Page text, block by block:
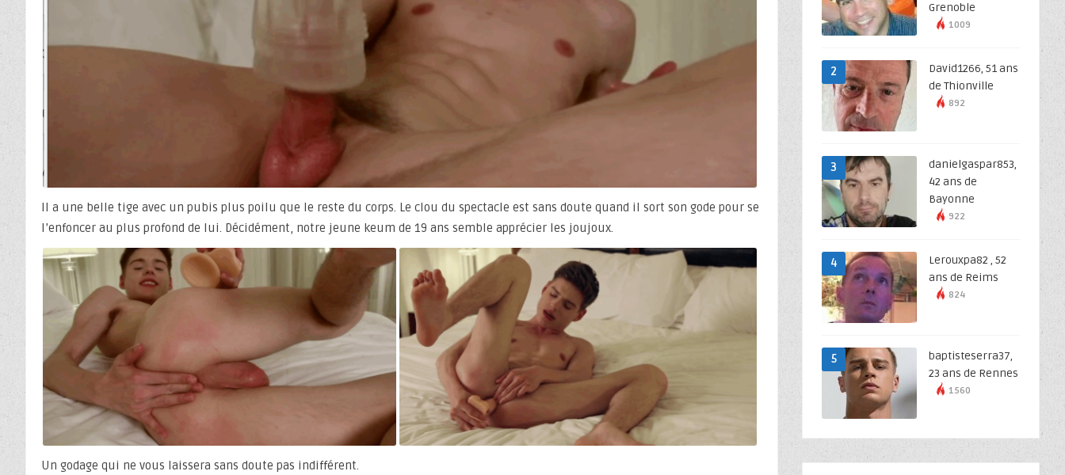
Il a une belle tige avec un pubis plus poilu que le reste du corps. Le clou du spectacle est sans doute quand il sort son gode pour se
l’enfoncer au plus profond de lui. Décidément, notre jeune keum de 19 ans semble apprécier les joujoux.
Un godage qui ne vous laissera sans doute pas indifférent.
Grenoble
1009
2
David1266, 51 ans
de Thionville
892
3
danielgaspar853,
42 ans de
Bayonne
922
4
Lerouxpa82 , 52
ans de Reims
824
5
baptisteserra37,
23 ans de Rennes
1560